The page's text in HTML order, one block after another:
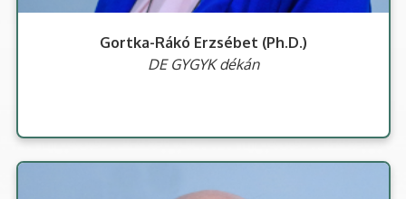
Gortka-Rákó Erzsébet (Ph.D.)
DE GYGYK dékán